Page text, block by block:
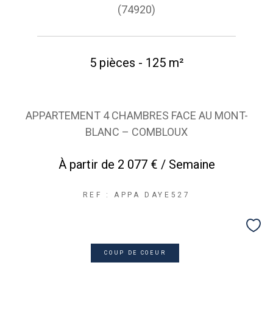
(74920)
5 pièces - 125 m²
APPARTEMENT 4 CHAMBRES FACE AU MONT-
BLANC – COMBLOUX
À partir de 2 077 € / Semaine
REF : APPA DAYE527
COUP DE COEUR